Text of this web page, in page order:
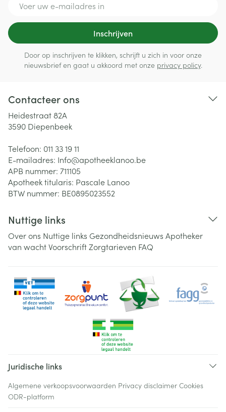
Inschrijven
Door op inschrijven te klikken, schrijft u zich in voor onze
nieuwsbrief en gaat u akkoord met onze privacy policy.
Contacteer ons
Heidestraat 82A
3590 Diepenbeek
Telefoon: 011 33 19 11
E-mailadres: Info@apotheeklanoo.be
APB nummer: 711105
Apotheek titularis: Pascale Lanoo
BTW nummer: BE0895023552
Nuttige links
Over ons Nuttige links Gezondheidsnieuws Apotheker
van wachtVoorschriftZorgtarieven FAQ
Juridische links
Algemene verkoopsvoorwaarden Privacy disclaimer Cookies
ODR-platform